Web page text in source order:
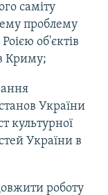
саміту
проблему
об'єктів
Криму;
України
культурної
України в
роботу